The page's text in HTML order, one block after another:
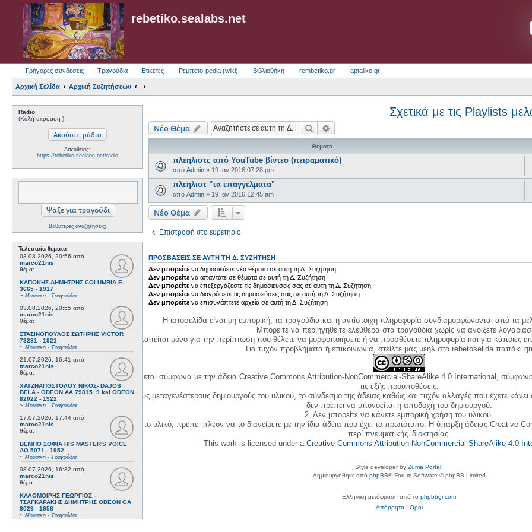
rebetiko.sealabs.net
Γρήγορες συνδέσεις Τραγούδια Ετικέτες Ρεμπετο-pedia (wiki) Βιβλιοθήκη rembetiko.gr aptaliko.gr
Αρχική Σελίδα Αρχική Συζητήσεων
Radio
(Καλή ακρόαση )..
Απευθείας:
https://rebetiko.sealabs.net/radio
Βαθύτερες αναζητήσεις;
Τελευταία θέματα
03.08.2026, 20:56 από:
marco21nis
θέμα:
ΚΑΠΟΚΗΣ ΔΗΜΗΤΡΗΣ COLUMBIA E-
3665 - 1917
~ Μουσική - Τραγούδια
03.08.2026, 20:55 από:
marco21nis
θέμα:
ΣΤΑΣΙΝΟΠΟΥΛΟΣ ΣΩΤΗΡΗΣ VICTOR
73281 - 1921
~ Μουσική - Τραγούδια
21.07.2026, 16:41 από:
marco21nis
θέμα:
ΧΑΤΖΗΑΠΟΣΤΟΛΟΥ ΝΙΚΟΣ- DAJOS
BELA - ODEON AA 79815_9 kai ODEON
82022 - 1922
~ Μουσική - Τραγούδια
17.07.2026, 17:44 από:
marco21nis
θέμα:
ΒΕΜΠΟ ΣΟΦΙΑ HIS MASTER'S VOICE
AO 5071 - 1952
~ Μουσική - Τραγούδια
08.07.2026, 16:32 από:
marco21nis
θέμα:
ΚΑΛΟΜΟΙΡΗΣ ΓΕΩΡΓΙΟΣ -
ΤΣΑΓΚΑΡΑΚΗΣ ΔΗΜΗΤΡΗΣ ODEON GA
8029 - 1958
~ Μουσική - Τραγούδια
Σχετικά με τις Playlists
Νέο Θέμα Αναζήτηση
Θέματα
πλεηλιστς από YouTube βίντεο (πειραματικό)
από Admin » 19 Ιαν 2016 07:28 pm
πλεηλιστ "τα επαγγέλματα"
από Admin » 19 Ιαν 2016 12:45 am
Νέο Θέμα
Επιστροφή στο ευρετήριο
ΠΡΟΣΒΆΣΕΙΣ ΣΕ ΑΥΤΉ ΤΗ Δ. ΣΥΖΉΤΗΣΗ
Δεν μπορείτε να δημοσιεύετε νέα θέματα σε αυτή τη Δ. Συζήτηση
Δεν μπορείτε να απαντάτε σε θέματα σε αυτή τη Δ. Συζήτηση
Δεν μπορείτε να επεξεργάζεστε τις δημοσιεύσεις σας σε αυτή τη Δ. Συζήτηση
Δεν μπορείτε να διαγράφετε τις δημοσιεύσεις σας σε αυτή τη Δ. Συζήτηση
Δεν μπορείτε να επισυνάπτετε αρχεία σε αυτή τη Δ. Συζήτηση
Η ιστοσελίδα είναι μη εμπορική, τα τραγούδια και η αντίστοιχη πληροφορία συνδιαμορφώνονται από τα
Μπορείτε να περιηγηθείτε ελεύθερα στα τραγούδια χωρίς να ανοίξετε
Η δημιουργία λογαριασμού απαιτείται μόνο για την περίπτωση που θέλετε να μορφοποιήσετε ή να προσθέσετε πληροφορία και για κάποιες
Για τυχόν προβλήματα ή επικοινωνία, στείλτε μας μεηλ στο rebetoselida παπάκι
Η χρήση του υλικού της σελίδας γίνεται σύμφωνα με την άδεια Creative Commons Attribution-NonCommercial-ShareAlike 4.0 International, σύμφωνα
τις εξής προϋποθέσεις:
1. Να αναφέρετε τον αρχικό και τους μεταγενέστερους δημιουργούς του υλικού, το σύνδεσμο της άδειας καθώς και τυχόν αλλαγές που έχετε
δεν πρέπει να υπονοείται η αποδοχή του δημιουργού.
2. Δεν μπορείτε να κάνετε εμπορική χρήση του υλικού.
3. Αν διασκευάσετε με κάθε τρόπο το υλικό, πρέπει πλέον να το διανείμετε με την ίδια άδεια που έχει το πρωτότυπο. Η ύπαρξη άδειας Creative
περί πνευματικής ιδιοκτησίας.
This work is licensed under a Creative Commons Attribution-NonCommercial-ShareAlike 4.0
Style developer by Zuma Portal
Δημιουργήθηκε από phpBB® Forum Software © phpBB Limited
Ελληνική μετάφραση από το phpbbgr.com
Απόρρητο|Όροι